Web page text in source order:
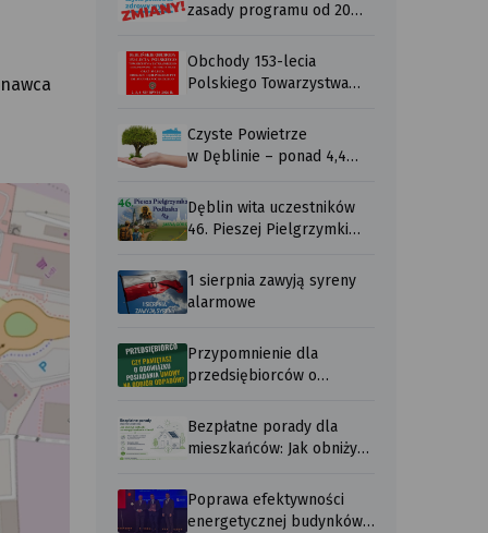
zasady programu od 20
Obchody 153-lecia
Polskiego Towarzystwa
Czyste Powietrze
w Dęblinie – ponad 4,4
Dęblin wita uczestników
46. Pieszej Pielgrzymki
1 sierpnia zawyją syreny
alarmowe
Przypomnienie dla
przedsiębiorców o
Bezpłatne porady dla
mieszkańców: Jak obniżyć
Poprawa efektywności
energetycznej budynków